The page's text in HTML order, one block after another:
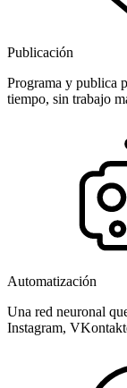
Publicación
Programa y publica
tiempo, sin trabajo
Automatización
Una red neuronal
Instagram,